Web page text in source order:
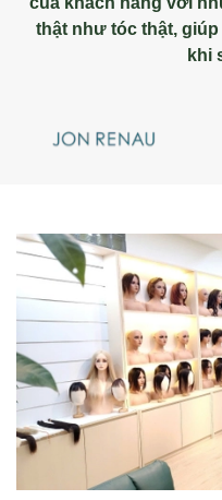
thật như tóc thật,
khi